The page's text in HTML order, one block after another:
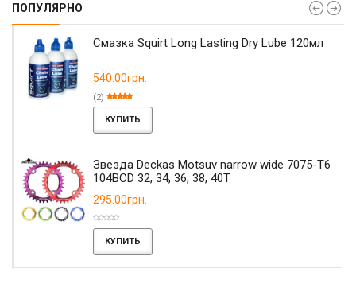
ПОПУЛЯРНО
Смазка Squirt Long Lasting Dry Lube 120мл
540.00грн.
(2)
КУПИТЬ
Звезда Deckas Motsuv narrow wide 7075-T6
104BCD 32, 34, 36, 38, 40T
295.00грн.
КУПИТЬ